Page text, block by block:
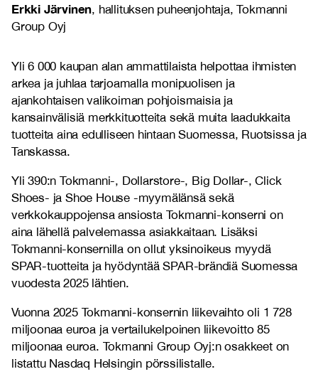
Erkki Järvinen, hallituksen puheenjohtaja, Tokmanni
Group Oyj
Yli 6 000 kaupan alan ammattilaista helpottaa ihmisten
arkea ja juhlaa tarjoamalla monipuolisen ja
ajankohtaisen valikoiman pohjoismaisia ja
kansainvälisiä merkkituotteita sekä muita laadukkaita
tuotteita aina edulliseen hintaan Suomessa, Ruotsissa ja
Tanskassa.
Yli 390:n Tokmanni-, Dollarstore-, Big Dollar-, Click
Shoes- ja Shoe House -myymälänsä sekä
verkkokauppojensa ansiosta Tokmanni-konserni on
aina lähellä palvelemassa asiakkaitaan. Lisäksi
Tokmanni-konsernilla on ollut yksinoikeus myydä
SPAR-tuotteita ja hyödyntää SPAR-brändiä Suomessa
vuodesta 2025 lähtien.
Vuonna 2025 Tokmanni-konsernin liikevaihto oli 1 728
miljoonaa euroa ja vertailukelpoinen liikevoitto 85
miljoonaa euroa. Tokmanni Group Oyj:n osakkeet on
listattu Nasdaq Helsingin pörssilistalle.